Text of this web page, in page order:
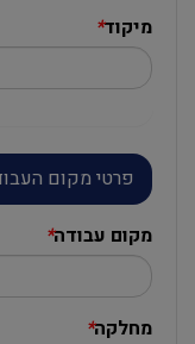
מיקוד*
פרטי מקום
מקום עבודה*
מחלקה*